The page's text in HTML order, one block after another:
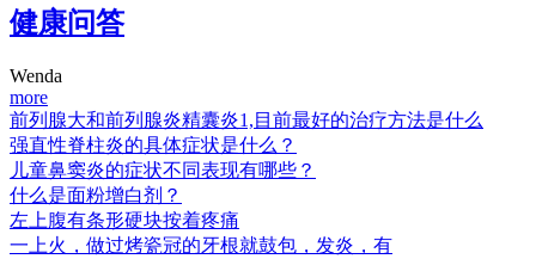
健康问答
Wenda
more
前列腺大和前列腺炎精囊炎1,目前最好的治疗方法是什么
强直性脊柱炎的具体症状是什么？
儿童鼻窦炎的症状不同表现有哪些？
什么是面粉增白剂？
左上腹有条形硬块按着疼痛
一上火，做过烤瓷冠的牙根就鼓包，发炎，有